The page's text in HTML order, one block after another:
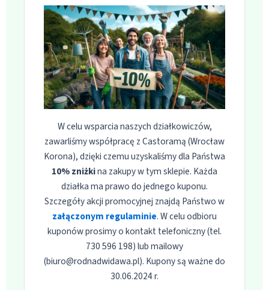
W celu wsparcia naszych działkowiczów,
zawarliśmy współpracę z Castoramą (Wrocław
Korona), dzięki czemu uzyskaliśmy dla Państwa
10% zniżkina zakupy w tym sklepie. Każda
działka ma prawo do jednego kuponu.
Szczegóły akcji promocyjnej znajdą Państwo w
załączonym regulaminie. W celu odbioru
kuponów prosimy o kontakt telefoniczny (tel.
730 596 198) lub mailowy
(biuro@rodnadwidawa.pl). Kupony są ważne do
30.06.2024 r.